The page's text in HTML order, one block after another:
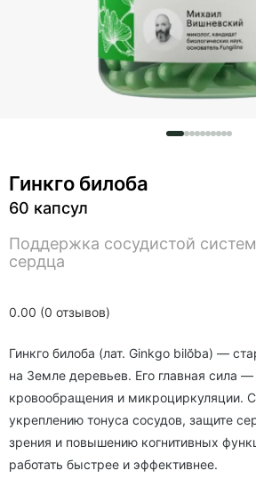
0.00 (0 отзывов)
Гинкго билоба
60 капсул
Поддержка сосудистой
сердца
Гинкго билоба (лат. Ginkgo bilŏba) —
на Земле деревьев. Его главная сила
кровообращения и микроциркуляции.
укреплению тонуса сосудов, защите
зрения и повышению когнитивных
работать быстрее и эффективнее.